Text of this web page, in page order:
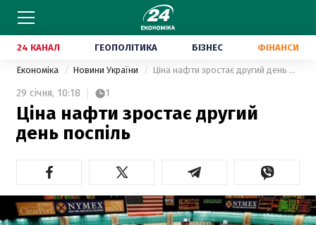
24 КАНАЛ ГЕОПОЛІТИКА БІЗНЕС ФІНАНСИ
Економіка Новини України Ціна нафти зростає другий день поспіль
29 січня, 10:18 1
Ціна нафти зростає другий
день поспіль